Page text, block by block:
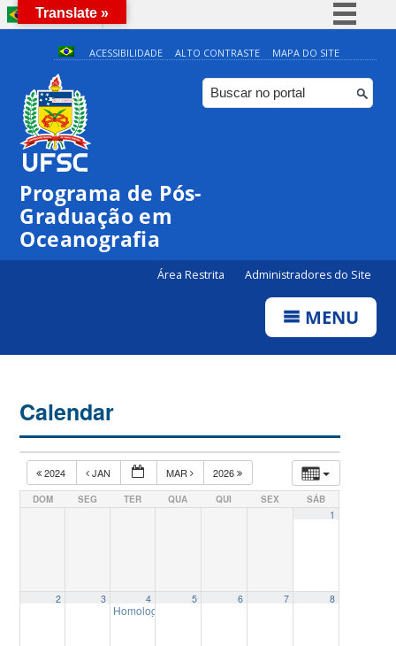
BRASIL
Simplifique!
Comunica BR
Participe
ACESSIBILIDADE ALTO CONTRASTE MAPA DO SITE
Programa de Pós-
Graduação em
Oceanografia
Área Restrita Administradores do Site
MENU
Calendar
2024 JAN MAR 2026
DOM SEG TER QUA QUI SEX SÁB
1
2 3 4
Homologação das inscrições – Processo Seletivo
5 6 7 8
Translate »